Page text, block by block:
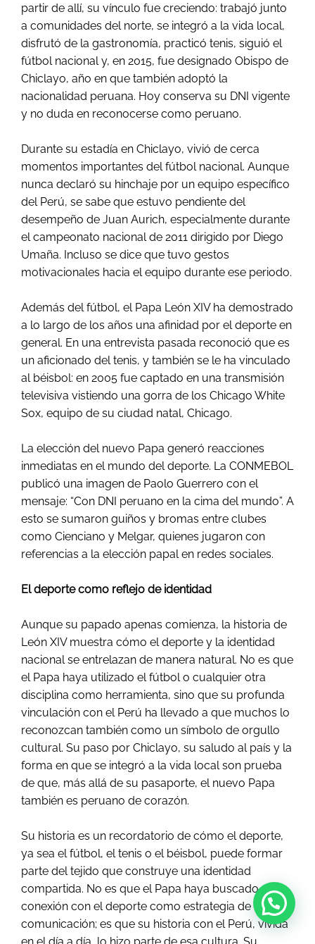
partir de allí, su vínculo fue creciendo: trabajó junto
a comunidades del norte, se integró a la vida local,
disfrutó de la gastronomía, practicó tenis, siguió el
fútbol nacional y, en 2015, fue designado Obispo de
Chiclayo, año en que también adoptó la
nacionalidad peruana. Hoy conserva su DNI vigente
y no duda en reconocerse como peruano.
Durante su estadía en Chiclayo, vivió de cerca
momentos importantes del fútbol nacional. Aunque
nunca declaró su hinchaje por un equipo específico
del Perú, se sabe que estuvo pendiente del
desempeño de Juan Aurich, especialmente durante
el campeonato nacional de 2011 dirigido por Diego
Umaña. Incluso se dice que tuvo gestos
motivacionales hacia el equipo durante ese periodo.
Además del fútbol, el Papa León XIV ha demostrado
a lo largo de los años una afinidad por el deporte en
general. En una entrevista pasada reconoció que es
un aficionado del tenis, y también se le ha vinculado
al béisbol: en 2005 fue captado en una transmisión
televisiva vistiendo una gorra de los Chicago White
Sox, equipo de su ciudad natal, Chicago.
La elección del nuevo Papa generó reacciones
inmediatas en el mundo del deporte. La CONMEBOL
publicó una imagen de Paolo Guerrero con el
mensaje: “Con DNI peruano en la cima del mundo”. A
esto se sumaron guiños y bromas entre clubes
como Cienciano y Melgar, quienes jugaron con
referencias a la elección papal en redes sociales.
El deporte como reflejo de identidad
Aunque su papado apenas comienza, la historia de
León XIV muestra cómo el deporte y la identidad
nacional se entrelazan de manera natural. No es que
el Papa haya utilizado el fútbol o cualquier otra
disciplina como herramienta, sino que su profunda
vinculación con el Perú ha llevado a que muchos lo
reconozcan también como un símbolo de orgullo
cultural. Su paso por Chiclayo, su saludo al país y la
forma en que se integró a la vida local son prueba
de que, más allá de su pasaporte, el nuevo Papa
también es peruano de corazón.
Su historia es un recordatorio de cómo el deporte,
ya sea el fútbol, el tenis o el béisbol, puede formar
parte del tejido que construye una identidad
compartida. No es que el Papa haya buscado una
conexión con el deporte como estrategia de
comunicación; es que su historia con el Perú, vivida
en el día a día, lo hizo parte de esa cultura. Su